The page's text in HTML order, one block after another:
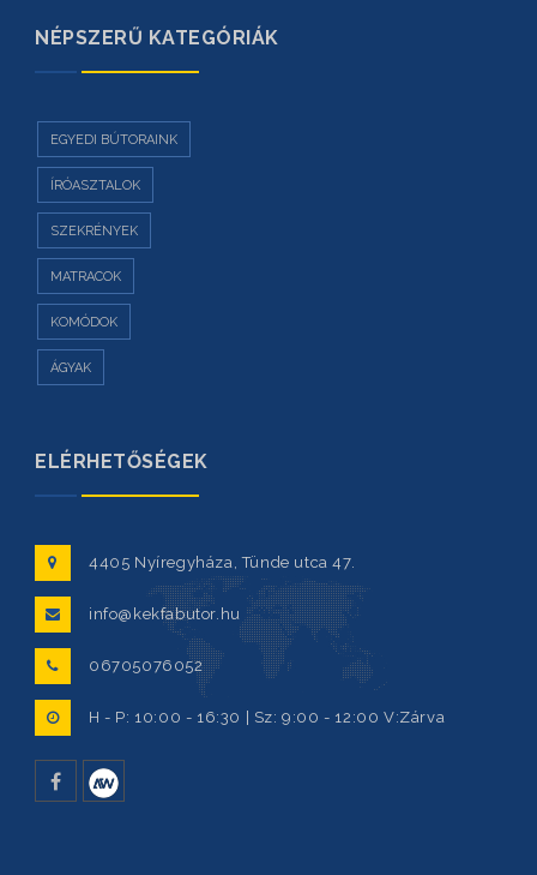
NÉPSZERŰ KATEGÓRIÁK
EGYEDI BÚTORAINK
ÍRÓASZTALOK
SZEKRÉNYEK
MATRACOK
KOMÓDOK
ÁGYAK
ELÉRHETŐSÉGEK
4405 Nyíregyháza, Tünde utca 47.
info@kekfabutor.hu
06705076052
H - P: 10:00 - 16:30 | Sz: 9:00 - 12:00 V:Zárva